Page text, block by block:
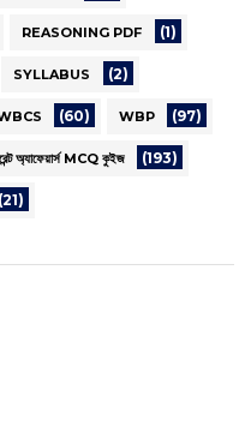
REASONING PDF (1)
SYLLABUS (2)
(60) WBP (97)
অ্যাফেয়ার্স MCQ কুইজ (193)
(21)